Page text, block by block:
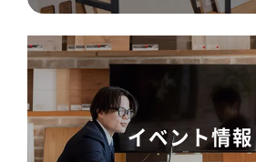
イベント情報